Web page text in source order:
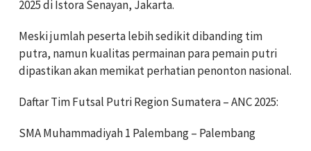
2025 di Istora Senayan, Jakarta.
Meski jumlah peserta lebih sedikit dibanding tim
putra, namun kualitas permainan para pemain putri
dipastikan akan memikat perhatian penonton nasional.
Daftar Tim Futsal Putri Region Sumatera – ANC 2025:
SMA Muhammadiyah 1 Palembang – Palembang